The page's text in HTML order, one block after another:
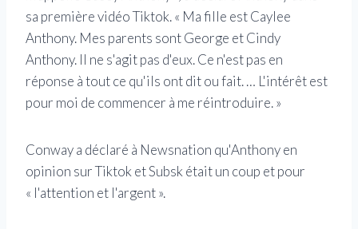
sa première vidéo Tiktok. « Ma fille est Caylee
Anthony. Mes parents sont George et Cindy
Anthony. Il ne s'agit pas d'eux. Ce n'est pas en
réponse à tout ce qu'ils ont dit ou fait. … L'intérêt est
pour moi de commencer à me réintroduire. »
Conway a déclaré à Newsnation qu'Anthony en
opinion sur Tiktok et Subsk était un coup et pour
« l'attention et l'argent ».